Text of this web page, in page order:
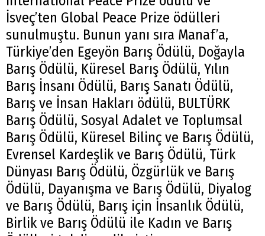
İsveç’ten Global Peace Prize ödülleri
sunulmuştu. Bunun yanı sıra Manaf’a,
Türkiye’den Egeyön Barış Ödülü, Doğayla
Barış Ödülü, Küresel Barış Ödülü, Yılın
Barış İnsanı Ödülü, Barış Sanatı Ödülü,
Barış ve İnsan Hakları ödülü, BULTÜRK
Barış Ödülü, Sosyal Adalet ve Toplumsal
Barış Ödülü, Küresel Bilinç ve Barış Ödülü,
Evrensel Kardeşlik ve Barış Ödülü, Türk
Dünyası Barış Ödülü, Özgürlük ve Barış
Ödülü, Dayanışma ve Barış Ödülü, Diyalog
ve Barış Ödülü, Barış için İnsanlık Ödülü,
Birlik ve Barış Ödülü ile Kadın ve Barış